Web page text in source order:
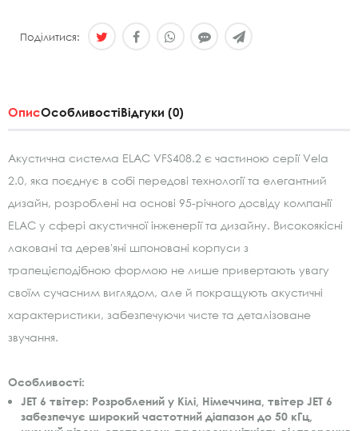
Поділитися:
ОписОсобливостіВідгуки (0)
Акустична система ELAC VFS408.2 є частиною серії Vela
2.0, яка поєднує в собі передові технології та елегантний
дизайн, розроблені на основі 95-річного досвіду компанії
ELAC у сфері акустичної інженерії та дизайну. Високоякісні
лаковані та дерев'яні шпоновані корпуси з
трапецієподібною формою не лише привертають увагу
своїм сучасним виглядом, але й покращують акустичні
характеристики, забезпечуючи чисте та деталізоване
звучання.
Особливості:
JET 6 твітер: Розроблений у Кілі, Німеччина, твітер JET 6
забезпечує широкий частотний діапазон до 50 кГц,